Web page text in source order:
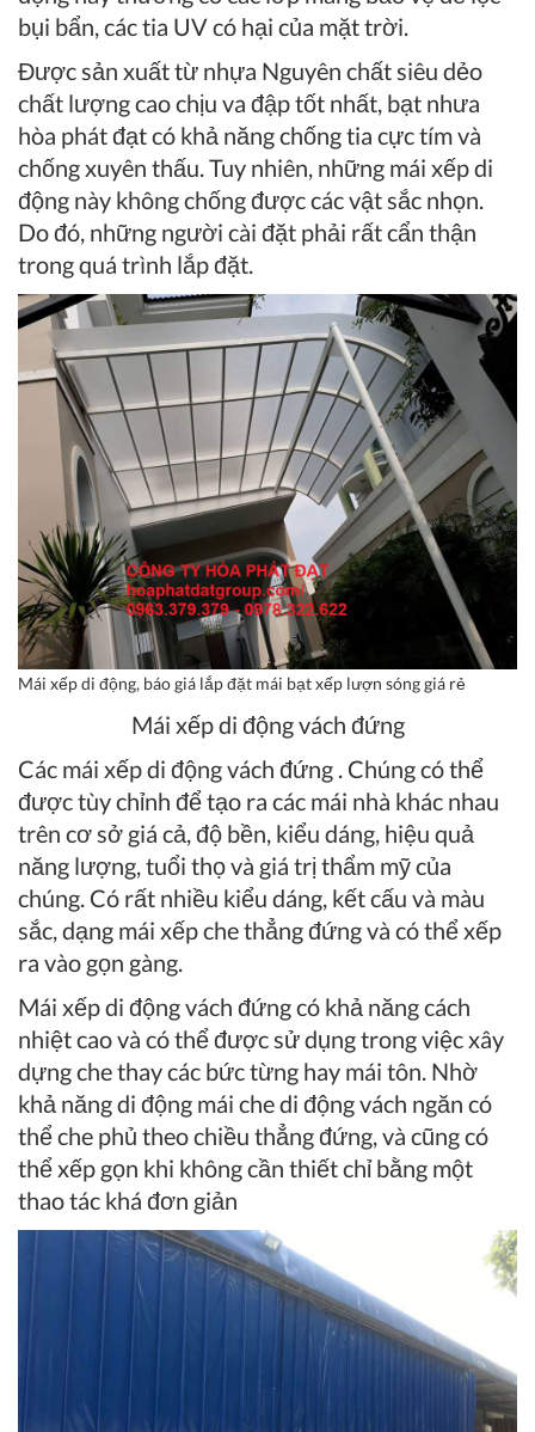
bụi bẩn, các tia UV có hại của mặt trời.
Được sản xuất từ ​​nhựa Nguyên chất siêu dẻo
chất lượng cao chịu va đập tốt nhất, bạt nhưa
hòa phát đạt có khả năng chống tia cực tím và
chống xuyên thấu. Tuy nhiên, những mái xếp di
động này không chống được các vật sắc nhọn.
Do đó, những người cài đặt phải rất cẩn thận
trong quá trình lắp đặt.
Mái xếp di động, báo giá lắp đặt mái bạt xếp lượn sóng giá rẻ
Mái xếp di động vách đứng
Các mái xếp di động vách đứng . Chúng có thể
được tùy chỉnh để tạo ra các mái nhà khác nhau
trên cơ sở giá cả, độ bền, kiểu dáng, hiệu quả
năng lượng, tuổi thọ và giá trị thẩm mỹ của
chúng. Có rất nhiều kiểu dáng, kết cấu và màu
sắc, dạng mái xếp che thẳng đứng và có thể xếp
ra vào gọn gàng.
Mái xếp di động vách đứngcó khả năng cách
nhiệt cao và có thể được sử dụng trong việc xây
dựng che thay các bức từng hay mái tôn. Nhờ
khả năng di động mái che di động vách ngăn có
thể che phủ theo chiều thẳng đứng, và cũng có
thể xếp gọn khi không cần thiết chỉ bằng một
thao tác khá đơn giản